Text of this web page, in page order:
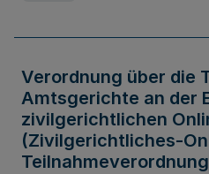
Verordnung über die
Amtsgerichte an der
zivilgerichtlichen
(Zivilgerichtliches-